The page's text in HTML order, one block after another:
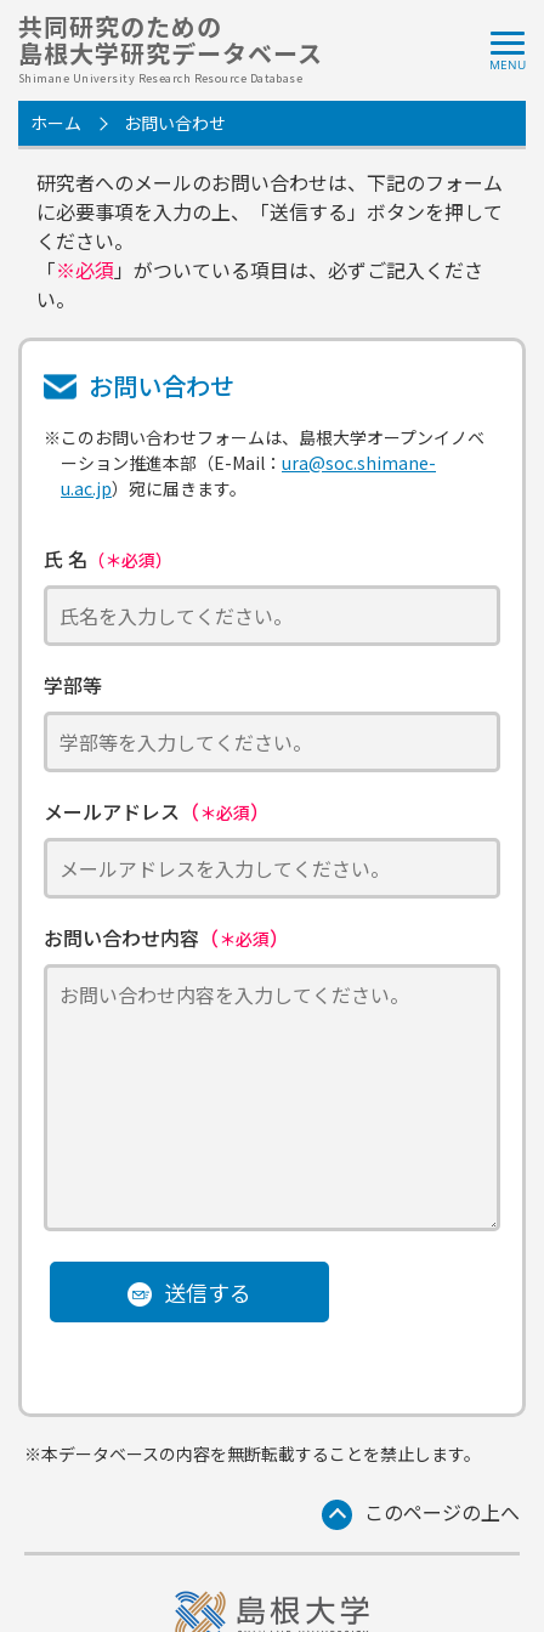
共同研究のための
島根大学研究データベース
Shimane University Research Resource Database
ホーム お問い合わせ
研究者へのメールのお問い合わせは、下記のフォーム
に必要事項を入力の上、「送信する」ボタンを押して
ください。
「※必須 」がついている項目は、必ずご記入くださ
い。
お問い合わせ
※このお問い合わせフォームは、島根大学オープンイノベ
ーション推進本部（E-Mail： ura@soc.shimane-
u.ac.jp）宛に届きます。
氏 名 （＊必須）
学部等
メールアドレス （＊必須）
お問い合わせ内容 （＊必須）
送信する
※本データベースの内容を無断転載することを禁止します。
このページの上へ